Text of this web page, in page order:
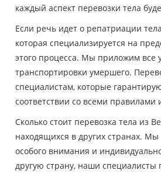
каждый аспект перевозки тела
Если речь идет о репатриации
которая специализируется на
этого процесса. Мы приложим все
транспортировки умершего.
специалистам, которые
соответствии со всеми
Сколько стоит перевозка тела из
находящихся в других странах.
особого внимания и
другую страну, наши специалисты